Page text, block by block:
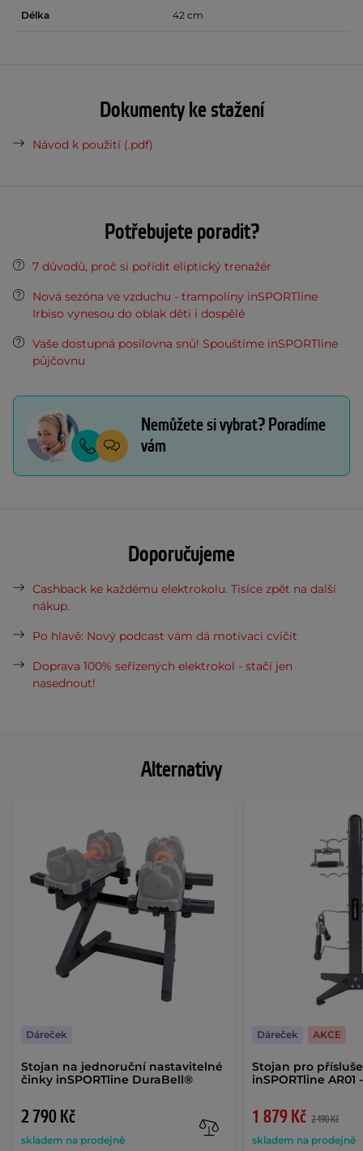
Alternativy
Stojan na jednoruční nastavitelné
činky inSPORTline DuraBell®
2 790 Kč
skladem na prodejně
Dáreček
Stojan pro
inSPORTline
1 879 Kč 2 490 Kč
skladem na prodejně
Dáreček AKCE
Délka 42 cm
Dokumenty ke stažení
Návod k použití (.pdf)
Potřebujete poradit?
7 důvodů, proč si pořídit eliptický trenažér
Nová sezóna ve vzduchu - trampolíny inSPORTline
Irbiso vynesou do oblak děti i dospělé
Vaše dostupná posilovna snů! Spouštíme inSPORTline
půjčovnu
Nemůžete si vybrat? Poradíme
vám
Doporučujeme
Cashback ke každému elektrokolu. Tisíce zpět na další
nákup.
Po hlavě: Nový podcast vám dá motivaci cvičit
Doprava 100% seřízených elektrokol - stačí jen
nasednout!